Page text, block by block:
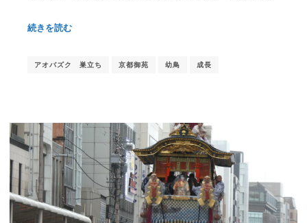
続きを読む
アオバズク 巣立ち 京都御苑 幼鳥 成長